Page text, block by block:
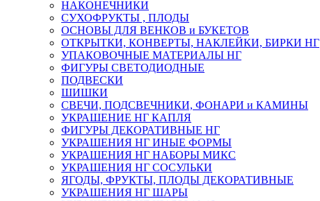
НАКОНЕЧНИКИ
СУХОФРУКТЫ , ПЛОДЫ
ОСНОВЫ ДЛЯ ВЕНКОВ и БУКЕТОВ
ОТКРЫТКИ, КОНВЕРТЫ, НАКЛЕЙКИ, БИРКИ НГ
УПАКОВОЧНЫЕ МАТЕРИАЛЫ НГ
ФИГУРЫ СВЕТОДИОДНЫЕ
ПОДВЕСКИ
ШИШКИ
СВЕЧИ, ПОДСВЕЧНИКИ, ФОНАРИ и КАМИНЫ
УКРАШЕНИЕ НГ КАПЛЯ
ФИГУРЫ ДЕКОРАТИВНЫЕ НГ
УКРАШЕНИЯ НГ ИНЫЕ ФОРМЫ
УКРАШЕНИЯ НГ НАБОРЫ МИКС
УКРАШЕНИЯ НГ СОСУЛЬКИ
ЯГОДЫ, ФРУКТЫ, ПЛОДЫ ДЕКОРАТИВНЫЕ
УКРАШЕНИЯ НГ ШАРЫ